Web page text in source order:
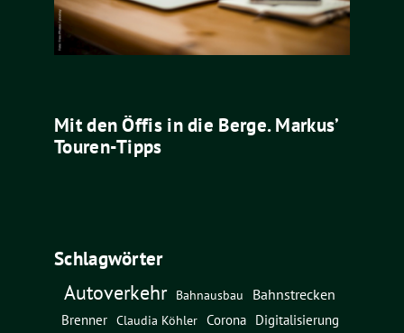
Mit den Öffis in die Berge. Markus’
Touren-Tipps
Schlagwörter
Autoverkehr Bahnausbau
Bahnstrecken
Brenner Claudia Köhler Corona
Digitalisierung